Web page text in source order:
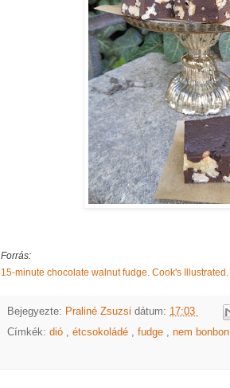
Forrás:
15-minute chocolate walnut fudge. Cook's Illustrated.
Bejegyezte: Praliné Zsuzsi dátum: 17:03
Címkék: dió , étcsokoládé , fudge , nem bonbon